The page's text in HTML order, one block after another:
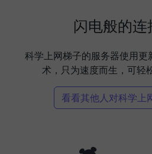
闪电般的连
科学上网梯子的服务器使用更
术，只为速度而生，可轻
看看其他人对科学上